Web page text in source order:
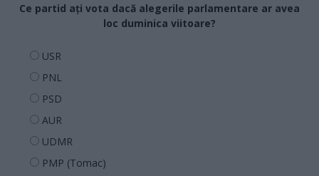
Ce partid ați vota dacă alegerile parlamentare ar avea
loc duminica viitoare?
USR
PNL
PSD
AUR
UDMR
PMP (Tomac)